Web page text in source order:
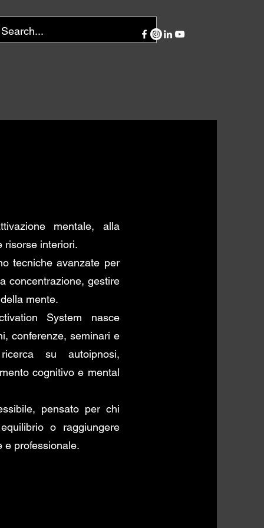
mentale, alla
risorse interiori.
tecniche avanzate per
concentrazione, gestire
mente.
System nasce
conferenze, seminari e
su autoipnosi,
cognitivo e mental
pensato per chi
o raggiungere
e professionale.